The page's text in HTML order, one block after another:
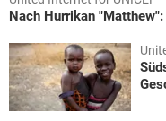
Nach Hurrikan